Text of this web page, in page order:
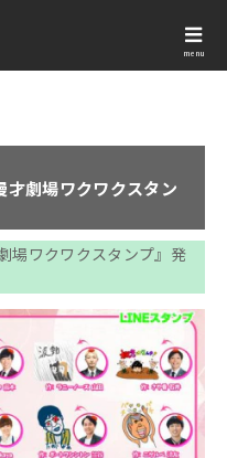
menu
劇場ワクワクスタン
場ワクワクスタンプ』発